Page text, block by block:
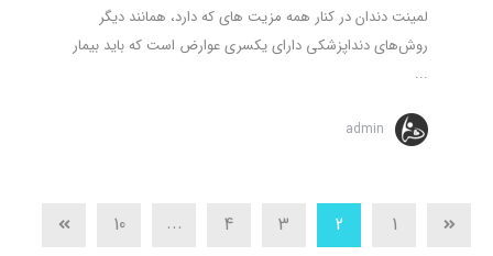
لمینت دندان در کنار همه مزیت های که دارد، همانند دیگر
روش‌های دنداپزشکی دارای یکسری عوارض است که باید بیمار
...
admin
1
2
3
4
...
10